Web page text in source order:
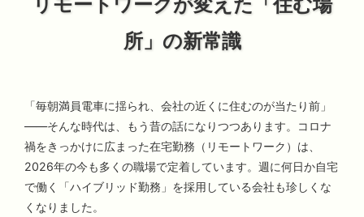
所」の新常識
「毎朝満員電車に揺られ、会社の近くに住むのが当たり前」
——そんな時代は、もう昔の話になりつつあります。コロナ
禍をきっかけに広まった在宅勤務（リモートワーク）は、
2026年の今も多くの職場で定着しています。週に何日か自宅
で働く「ハイブリッド勤務」を採用している会社も珍しくな
くなりました。